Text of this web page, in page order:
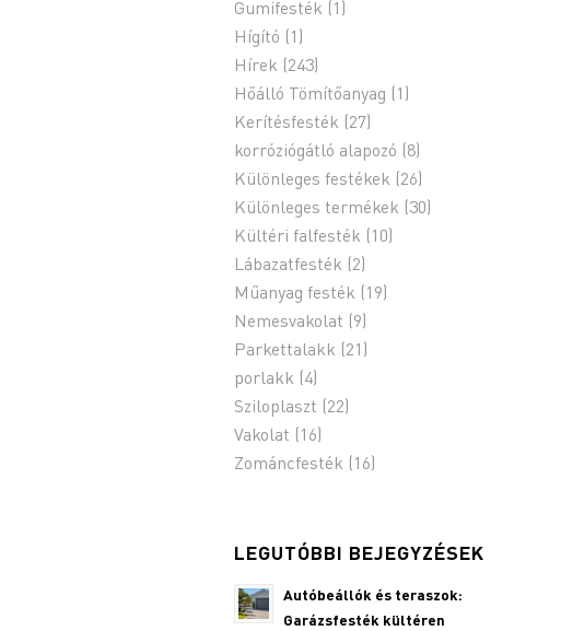
Gumifesték (1)
Hígító (1)
Hírek (243)
Hőálló Tömítőanyag (1)
Kerítésfesték (27)
korróziógátló alapozó (8)
Különleges festékek (26)
Különleges termékek (30)
Kültéri falfesték (10)
Lábazatfesték (2)
Műanyag festék (19)
Nemesvakolat (9)
Parkettalakk (21)
porlakk (4)
Sziloplaszt (22)
Vakolat (16)
Zománcfesték (16)
LEGUTÓBBI BEJEGYZÉSEK
Autóbeállók és teraszok:
Garázsfesték kültéren